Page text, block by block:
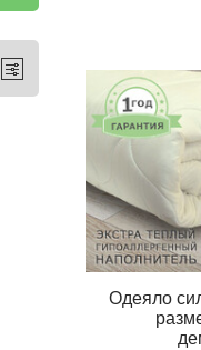
Одеяло